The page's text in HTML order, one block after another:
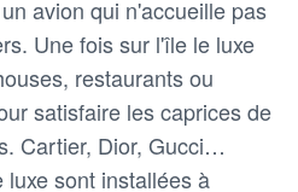
avion qui n'accueille pas
Une fois sur l'île le luxe
restaurants ou
satisfaire les caprices de
Cartier, Dior, Gucci…
sont installées à